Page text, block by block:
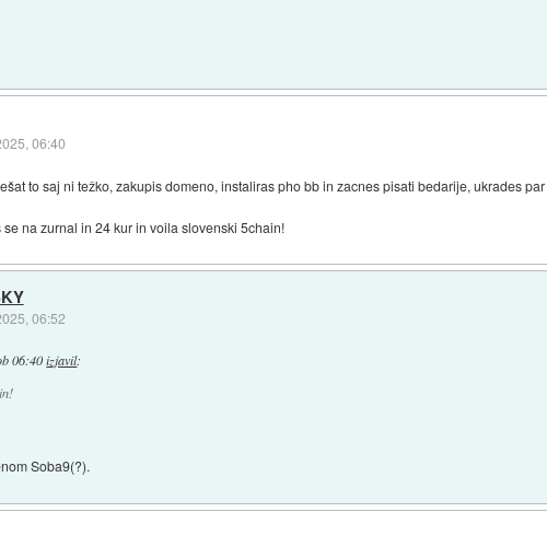
06:40
to saj ni težko, zakupis domeno, instaliras pho bb in zacnes pisati bedarije, ukrades
se na zurnal in 24 kur in voila slovenski 5chain!
06:52
06:40 izjavil:
Soba9(?).